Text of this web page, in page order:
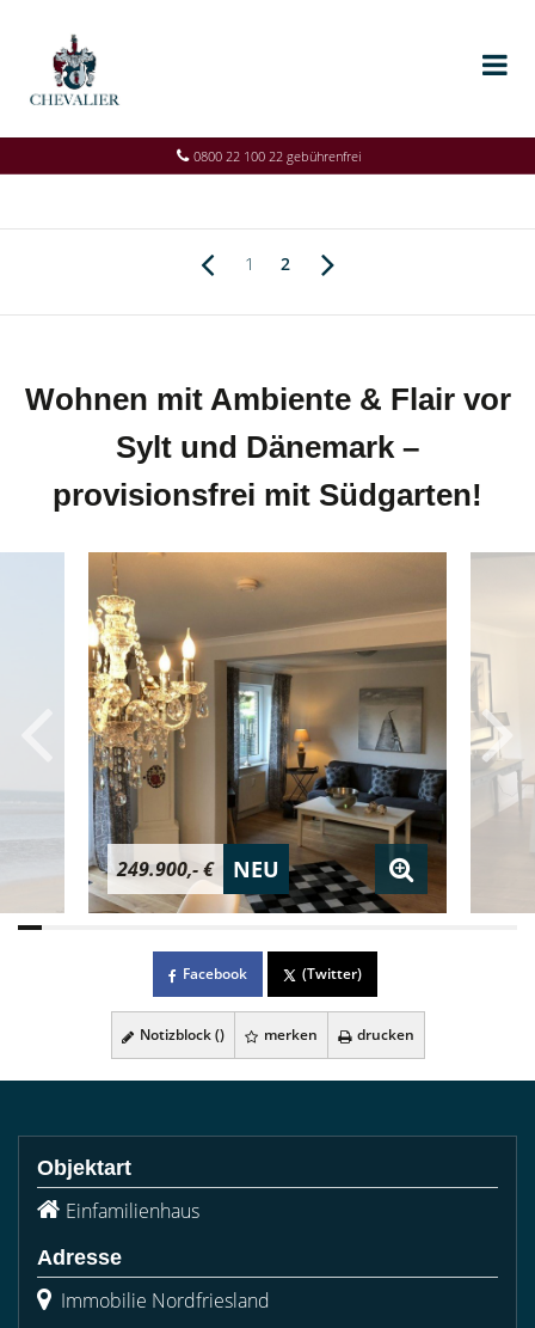
0800 22 100 22 gebührenfrei
1 2
Wohnen mit Ambiente & Flair vor
Sylt und Dänemark –
provisionsfrei mit Südgarten!
249.900,- € NEU
Facebook (Twitter)
Notizblock () merken drucken
Objektart
Einfamilienhaus
Adresse
Immobilie Nordfriesland